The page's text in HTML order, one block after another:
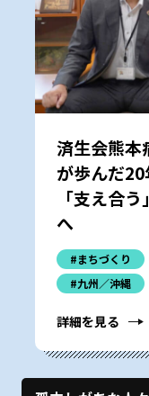
済生会熊本
が歩んだ20
「支え合
へ
#まちづくり
#九州／沖縄
詳細を見る